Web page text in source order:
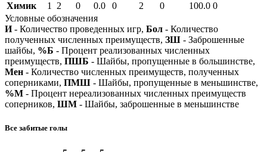
Химик
1 2 0 0.0 0 2 0 100.0 0
Условные обозначения
И- Количество проведенных игр, Бол - Количество
полученных численных преимуществ, ЗШ - Заброшенные
шайбы, %Б - Процент реализованных численных
преимуществ, ПШБ - Шайбы, пропущенные в большинстве,
Мен - Количество численных преимуществ, полученных
соперниками, ПМШ - Шайбы, пропущенные в меньшинстве,
%М - Процент нереализованных численных преимуществ
соперников, ШМ - Шайбы, заброшенные в меньшинстве
Все забитые голы